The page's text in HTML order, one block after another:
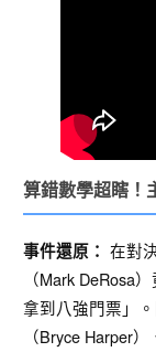
算錯數學超瞎！
事件還原： 在對
（Mark DeRosa
拿到八強門票」
（Bryce Harper